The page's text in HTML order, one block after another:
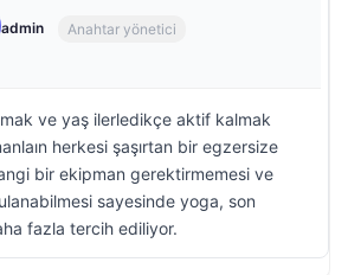
admin Anahtar yönetici
ve yaş ilerledikçe aktif kalmak
herkesi şaşırtan bir egzersize
bir ekipman gerektirmemesi ve
sayesinde yoga, son
fazla tercih ediliyor.